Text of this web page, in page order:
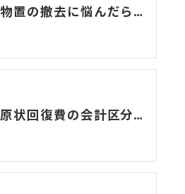
物置の撤去に悩んだら…
原状回復費の会計区分はどこになるの？？